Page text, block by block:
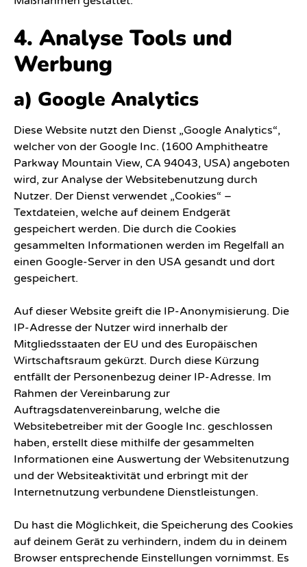
4. Analyse Tools und
Werbung
a) Google Analytics
Diese Website nutzt den Dienst „Google Analytics“,
welcher von der Google Inc. (1600 Amphitheatre
Parkway Mountain View, CA 94043, USA) angeboten
wird, zur Analyse der Websitebenutzung durch
Nutzer. Der Dienst verwendet „Cookies“ –
Textdateien, welche auf deinem Endgerät
gespeichert werden. Die durch die Cookies
gesammelten Informationen werden im Regelfall an
einen Google-Server in den USA gesandt und dort
gespeichert.
Auf dieser Website greift die IP-Anonymisierung. Die
IP-Adresse der Nutzer wird innerhalb der
Mitgliedsstaaten der EU und des Europäischen
Wirtschaftsraum gekürzt. Durch diese Kürzung
entfällt der Personenbezug deiner IP-Adresse. Im
Rahmen der Vereinbarung zur
Auftragsdatenvereinbarung, welche die
Websitebetreiber mit der Google Inc. geschlossen
haben, erstellt diese mithilfe der gesammelten
Informationen eine Auswertung der Websitenutzung
und der Websiteaktivität und erbringt mit der
Internetnutzung verbundene Dienstleistungen.
Du hast die Möglichkeit, die Speicherung des Cookies
auf deinem Gerät zu verhindern, indem du in deinem
Browser entsprechende Einstellungen vornimmst. Es